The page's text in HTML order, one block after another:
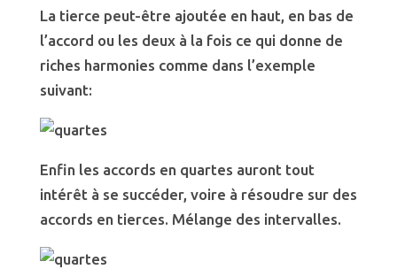
La tierce peut-être ajoutée en haut, en bas de
l’accord ou les deux à la fois ce qui donne de
riches harmonies comme dans l’exemple
suivant:
Enfin les accords en quartes auront tout
intérêt à se succéder, voire à résoudre sur des
accords en tierces. Mélange des intervalles.